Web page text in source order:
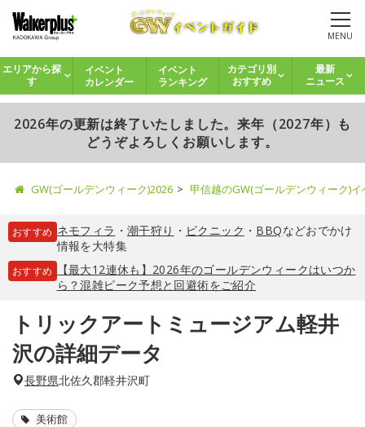
MENU
エリアから探
す
イベント
カレンダー
イベント
ランキング
カテゴリ別
おすすめ
最新
ニュース
2026年の更新は終了いたしました。来年（2027年）も
どうぞよろしくお願いします。
GW(ゴールデンウィーク)2026 甲信越のGW(ゴールデンウィーク)
おすすめ ネモフィラ ・ 潮干狩り ・ ピクニック ・ BBQなどおでかけ
情報を大特集
おすすめ
【最大12連休も】2026年のゴールデンウィークはいつか
ら？混雑ピーク予想と回避術をご紹介
トリックアートミュージアム軽井
沢の詳細データ
長野県北佐久郡軽井沢町
美術館